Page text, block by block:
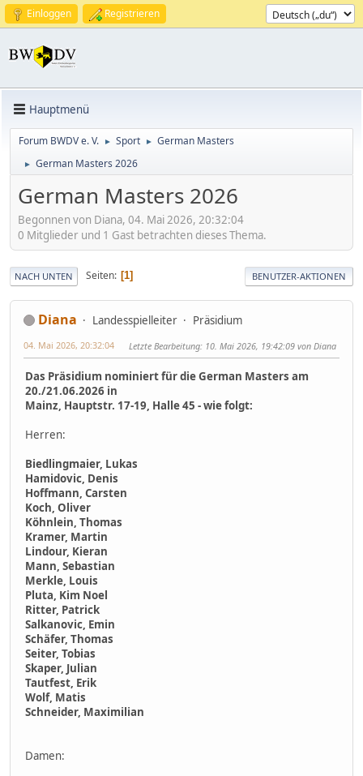
Einloggen Registrieren
Hauptmenü
Forum BWDV e. V. ► Sport ► German Masters
► German Masters 2026
German Masters 2026
Begonnen von Diana, 04. Mai 2026, 20:32:04
0 Mitglieder und 1 Gast betrachten dieses Thema.
NACH UNTEN Seiten 1 BENUTZER-AKTIONEN
Diana Landesspielleiter Präsidium
04. Mai 2026, 20:32:04 Letzte Bearbeitung: 10. Mai 2026, 19:42:09 von Diana
Das Präsidium nominiert für die German Masters am
20./21.06.2026 in
Mainz, Hauptstr. 17-19, Halle 45 - wie folgt:
Herren:
Biedlingmaier, Lukas
Hamidovic, Denis
Hoffmann, Carsten
Koch, Oliver
Köhnlein, Thomas
Kramer, Martin
Lindour, Kieran
Mann, Sebastian
Merkle, Louis
Pluta, Kim Noel
Ritter, Patrick
Salkanovic, Emin
Schäfer, Thomas
Seiter, Tobias
Skaper, Julian
Tautfest, Erik
Wolf, Matis
Schneider, Maximilian
Damen: